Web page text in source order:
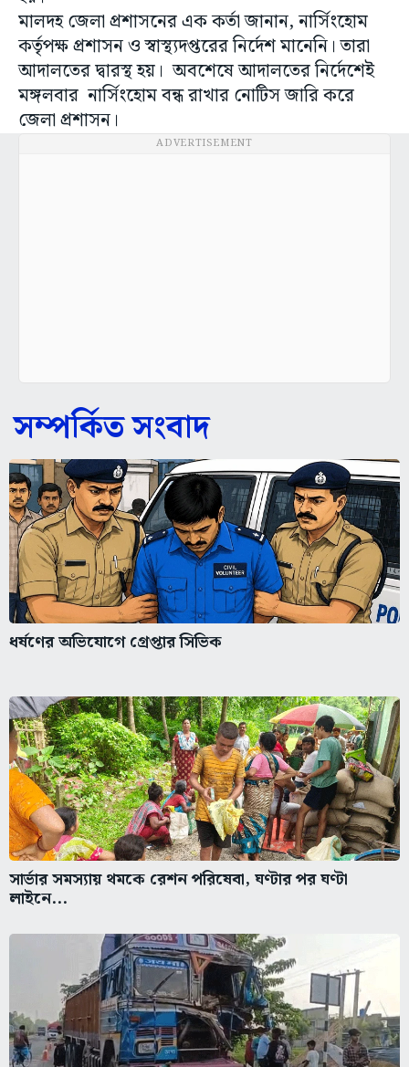
মালদহ জেলা প্রশাসনের এক কর্তা জানান, নার্সিংহোম
কর্তৃপক্ষ প্রশাসন ও স্বাস্থ্যদপ্তরের নির্দেশ মানেনি। তারা
আদালতের দ্বারস্থ হয়। অবশেষে আদালতের নির্দেশেই
মঙ্গলবার নার্সিংহোম বন্ধ রাখার নোটিস জারি করে
জেলা প্রশাসন।
ADVERTISEMENT
সম্পর্কিত সংবাদ
ধর্ষণের অভিযোগে গ্রেপ্তার সিভিক
সার্ভার সমস্যায় থমকে রেশন পরিষেবা, ঘণ্টার পর ঘণ্টা
লাইনে...